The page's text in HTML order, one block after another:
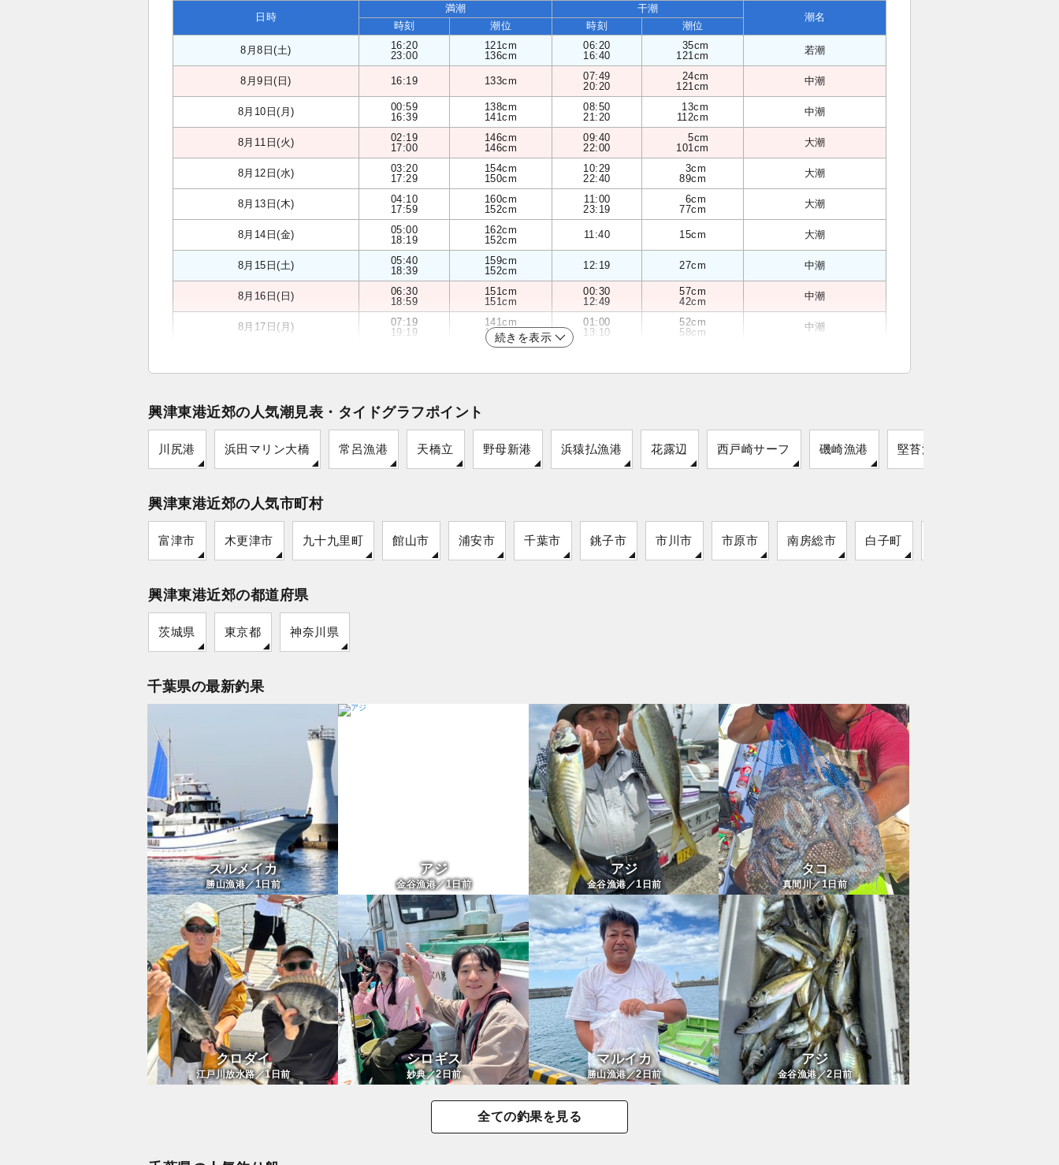
日時
満潮 干潮
潮名
時刻 潮位 時刻 潮位
8月8日(土)
16:20
23:00
121cm
136cm
06:20
16:40
35cm
121cm
若潮
8月9日(日) 16:19 133cm
07:49
20:20
24cm
121cm
中潮
8月10日(月)
00:59
16:39
138cm
141cm
08:50
21:20
13cm
112cm
中潮
8月11日(火)
02:19
17:00
146cm
146cm
09:40
22:00
5cm
101cm
大潮
8月12日(水)
03:20
17:29
154cm
150cm
10:29
22:40
3cm
89cm
大潮
8月13日(木)
04:10
17:59
160cm
152cm
11:00
23:19
6cm
77cm
大潮
8月14日(金)
05:00
18:19
162cm
152cm
11:40 15cm 大潮
8月15日(土)
05:40
18:39
159cm
152cm
12:19 27cm 中潮
8月16日(日)
06:30
18:59
151cm
151cm
00:30
12:49
57cm
42cm
中潮
8月17日(月)
07:19
19:19
141cm
149cm
01:00
13:10
52cm
58cm
中潮
続きを表示
興津東港近郊の人気潮見表・タイドグラフポイント
川尻港 浜田マリン大橋 常呂漁港 天橋立 野母新港 浜猿払漁港 花露辺 西戸崎サーフ 磯崎漁港 堅苔沢漁港
興津東港近郊の人気市町村
富津市 木更津市 九十九里町 館山市 浦安市 千葉市 銚子市 市川市 市原市 南房総市 白子町
興津東港近郊の都道府県
茨城県 東京都 神奈川県
千葉県の最新釣果
スルメイカ
勝山漁港／1日前
アジ
金谷漁港／1日前
アジ
金谷漁港／1 日前
タコ
真間川／1日前
クロダイ
江戸川放水路／1日前
シロギス
妙典／2 日前
マルイカ
勝山漁港／2日前
アジ
金谷漁港／2日前
全ての釣果を見る